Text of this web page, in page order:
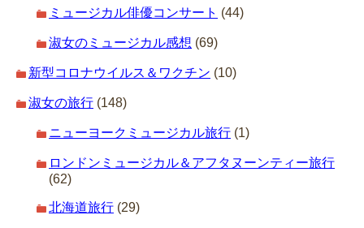
ミュージカル俳優コンサート (44)
淑女のミュージカル感想 (69)
新型コロナウイルス＆ワクチン (10)
淑女の旅行 (148)
ニューヨークミュージカル旅行 (1)
ロンドンミュージカル＆アフタヌーンティー旅行
(62)
北海道旅行 (29)